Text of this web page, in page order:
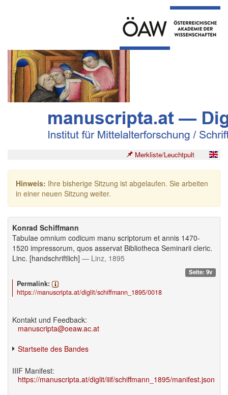
Merkliste/Leuchtpult
Hinweis: Ihre bisherige Sitzung ist abgelaufen. Sie arbeiten
in einer neuen Sitzung weiter.
Konrad Schiffmann
Tabulae omnium codicum manu scriptorum et annis 1470-
1520 impressorum, quos asservat Bibliotheca Seminarii cleric.
Linc. [handschriftlich] — Linz, 1895
Seite: 9v
Permalink:
https://manuscripta.at/diglit/schiffmann_1895/0018
Kontakt und Feedback:
manuscripta@oeaw.ac.at
Startseite des Bandes
IIIF Manifest:
https://manuscripta.at/diglit/iiif/schiffmann_1895/manifest.json